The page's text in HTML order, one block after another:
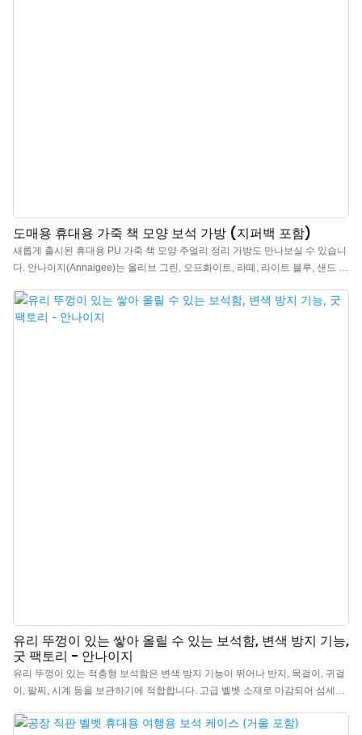
도매용 휴대용 가죽 책 모양 보석 가방 (지퍼백 포함)
새롭게 출시된 휴대용 PU 가죽 책 모양 주얼리 정리 가방도 만나보실 수 있습니
다. 안나이지(Annaigee)는 올리브 그린, 오프화이트, 라떼, 라이트 블루, 샌드 핑
니다. 이 책 모양 주얼리 가방은 방수, 방진 기능이 뛰어난 PU 가죽으로 제작되
어 관리가 간편하며 부드러운 촉감을 자랑합니다. 책을 닮은 디자인은 소중한
유리 뚜껑이 있는 쌓아 올릴 수 있는 보석함, 변색 방지 기능,
굿 팩토리 - 안나이지
유리 뚜껑이 있는 적층형 보석함은 변색 방지 기능이 뛰어나 반지, 목걸이, 귀걸
이, 팔찌, 시계 등을 보관하기에 적합합니다. 고급 벨벳 소재로 마감되어 섬세한
수하고 무색무취라는 점이 큰 장점입니다. 보석 트레이에서 영감을 받은 적층형